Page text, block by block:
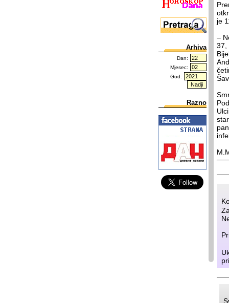
Arhiva
Dan:
Mjesec:
God:
Razno
je
–
37,